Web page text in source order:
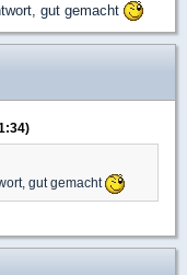
gut gemacht
gut gemacht